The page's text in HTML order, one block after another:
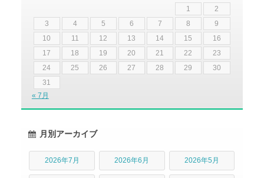
1
2
3
4 5 6 7 8
9
10
11 12 13 14 15
16
17
18 19 20 21 22
23
24
25 26 27 28 29
30
31
« 7月
月別アーカイブ
2026年7月 2026年6月 2026年5月